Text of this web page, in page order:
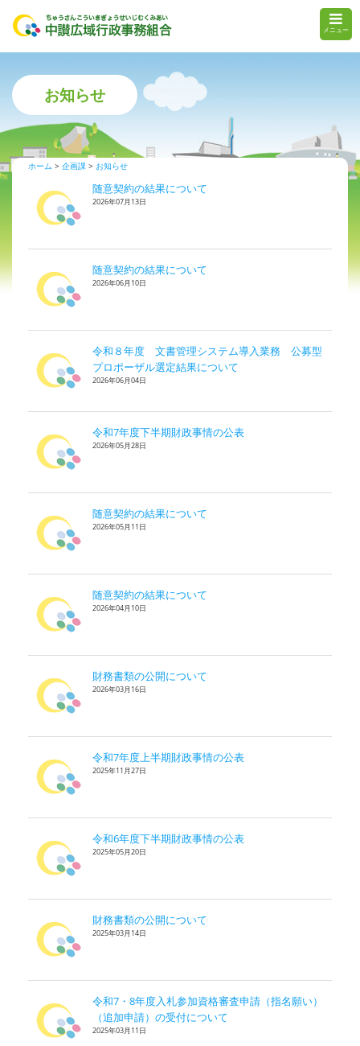
メニュー
お知らせ
ホーム 企画課 お知らせ
随意契約の結果について
2026年07月13日
随意契約の結果について
2026年06月10日
令和８年度 文書管理システム導入業務 公募型
プロポーザル選定結果について
2026年06月04日
令和7年度下半期財政事情の公表
2026年05月28日
随意契約の結果について
2026年05月11日
随意契約の結果について
2026年04月10日
財務書類の公開について
2026年03月16日
令和7年度上半期財政事情の公表
2025年11月27日
令和6年度下半期財政事情の公表
2025年05月20日
財務書類の公開について
2025年03月14日
令和7・8年度入札参加資格審査申請（指名願い）
（追加申請）の受付について
2025年03月11日